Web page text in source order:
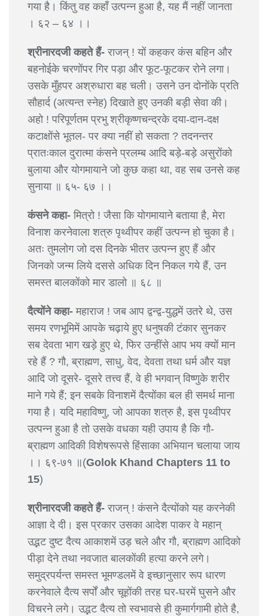
गया है। किंतु वह कहाँ उत्पन्न हुआ है, यह मैं नहीं जानता
। ६२ – ६४ ।।
श्रीनारदजी कहते हैं- राजन् ! यों कहकर कंस बहिन और
बहनोईके चरणोंपर गिर पड़ा और फूट-फूटकर रोने लगा।
उसके मुँहपर अश्रुधारा बह चली। उसने उन दोनोंके प्रति
सौहार्द (अत्यन्त स्नेह) दिखाते हुए उनकी बड़ी सेवा की।
अहो ! परिपूर्णतम प्रभु श्रीकृष्णचन्द्रके दया-दान-दक्ष
कटाक्षोंसे भूतल- पर क्या नहीं हो सकता ? तदनन्तर
प्रातःकाल दुरात्मा कंसने प्रलम्ब आदि बड़े-बड़े असुरोंको
बुलाया और योगमायाने जो कुछ कहा था, वह सब उनसे कह
सुनाया ॥ ६५- ६७ ।।
कंसने कहा- मित्रो ! जैसा कि योगमायाने बताया है, मेरा
विनाश करनेवाला शत्रु पृथ्वीपर कहीं उत्पन्न हो चुका है।
अतः तुमलोग जो दस दिनके भीतर उत्पन्न हुए हैं और
जिनको जन्म लिये दससे अधिक दिन निकल गये हैं, उन
समस्त बालकोंको मार डालो ॥ ६८ ॥
दैत्योंने कहा- महाराज ! जब आप द्वन्द्व-युद्धमें उतरे थे, उस
समय रणभूमिमें आपके चढ़ाये हुए धनुषकी टंकार सुनकर
सब देवता भाग खड़े हुए थे, फिर उन्हींसे आप भय क्यों मान
रहे हैं ? गौ, ब्राह्मण, साधु, वेद, देवता तथा धर्म और यज्ञ
आदि जो दूसरे- दूसरे तत्त्व हैं, वे ही भगवान् विष्णुके शरीर
माने गये हैं; इन सबके विनाशमें दैत्योंका बल ही समर्थ माना
गया है। यदि महाविष्णु, जो आपका शत्रु है, इस पृथ्वीपर
उत्पन्न हुआ है तो उसके वधका यही उपाय है कि गौ-
ब्राह्मण आदिकी विशेषरूपसे हिंसाका अभियान चलाया जाय
।। ६९-७१ ॥(Golok Khand Chapters 11 to
15)
श्रीनारदजी कहते हैं- राजन् ! कंसने दैत्योंको यह करनेकी
आज्ञा दे दी। इस प्रकार उसका आदेश पाकर वे महान्
उद्भट दुष्ट दैत्य आकाशमें उड़ चले और गौ, ब्राह्मण आदिको
पीड़ा देने तथा नवजात बालकोंकी हत्या करने लगे।
समुद्रपर्यन्त समस्त भूमण्डलमें वे इच्छानुसार रूप धारण
करनेवाले दैत्य सर्पों और चूहोंकी तरह घर-घरमें घुसने और
विचरने लगे। उद्भट दैत्य तो स्वभावसे ही कुमार्गगामी होते है,